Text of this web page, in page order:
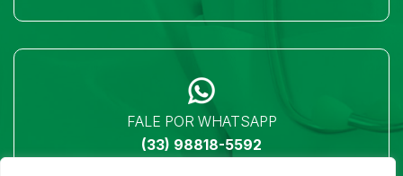
FALE POR WHATSAPP
(33) 98818-5592